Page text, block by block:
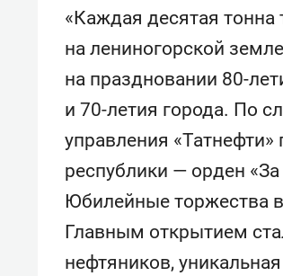
«Каждая десятая тонна
на лениногорской
на праздновании 80-
и 70-летия города. По
управления
республики — орден
Юбилейные торжества
Главным открытием
нефтяников,
камер до квартиры и Face
ключа: какой будет
в ЖК «Нова»
с